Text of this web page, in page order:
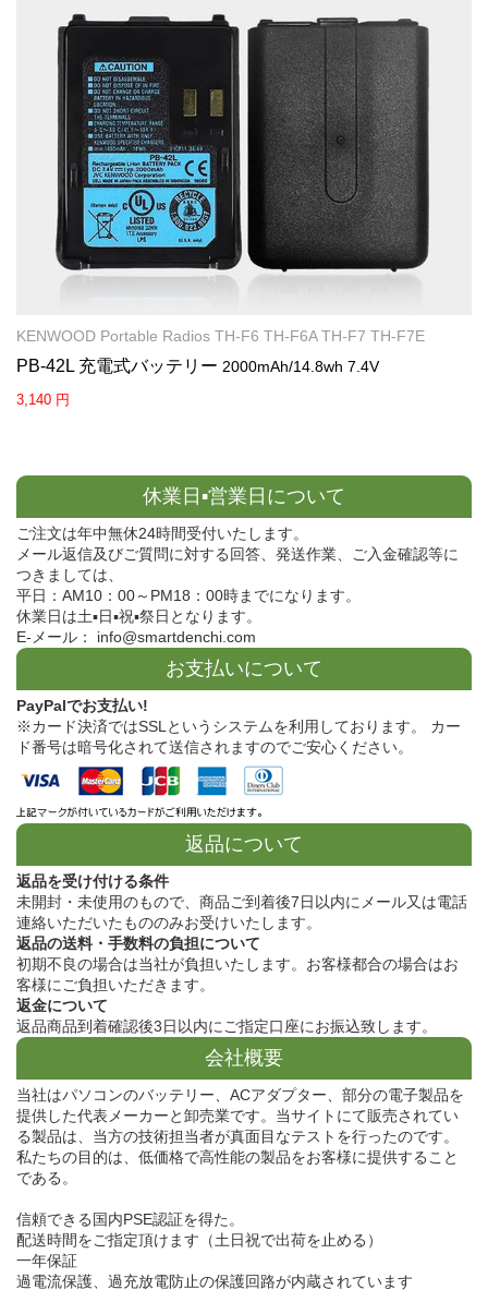
KENWOOD Portable Radios TH-F6 TH-F6A TH-F7 TH-F7E
PB-42L 充電式バッテリー 2000mAh/14.8wh 7.4V
3,140 円
休業日▪営業日について
ご注文は年中無休24時間受付いたします。
メール返信及びご質問に対する回答、発送作業、ご入金確認等に
つきましては、
平日：AM10：00～PM18：00時までになります。
休業日は土▪日▪祝▪祭日となります。
E-メール： info@smartdenchi.com
お支払いについて
PayPalでお支払い!
※カード決済ではSSLというシステムを利用しております。 カー
ド番号は暗号化されて送信されますのでご安心ください。
返品について
返品を受け付ける条件
未開封・未使用のもので、商品ご到着後7日以内にメール又は電話
連絡いただいたもののみお受けいたします。
返品の送料・手数料の負担について
初期不良の場合は当社が負担いたします。お客様都合の場合はお
客様にご負担いただきます。
返金について
返品商品到着確認後3日以内にご指定口座にお振込致します。
会社概要
当社はパソコンのバッテリー、ACアダプター、部分の電子製品を
提供した代表メーカーと卸売業です。当サイトにて販売されてい
る製品は、当方の技術担当者が真面目なテストを行ったのです。
私たちの目的は、低価格で高性能の製品をお客様に提供すること
である。
信頼できる国内PSE認証を得た。
配送時間をご指定頂けます（土日祝で出荷を止める）
一年保証
過電流保護、過充放電防止の保護回路が内蔵されています